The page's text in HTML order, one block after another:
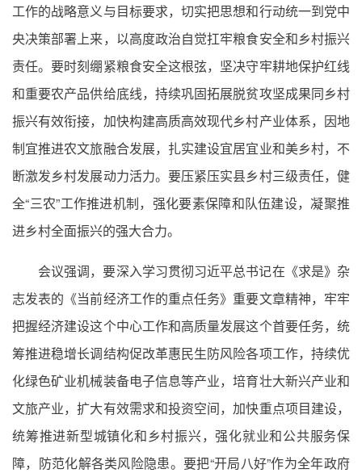
工作的战略意义与目标要求，切实把思想和行动统一到党中
央决策部署上来，以高度政治自觉扛牢粮食安全和乡村振兴
责任。要时刻绷紧粮食安全这根弦，坚决守牢耕地保护红线
和重要农产品供给底线，持续巩固拓展脱贫攻坚成果同乡村
振兴有效衔接，加快构建高质高效现代乡村产业体系，因地
制宜推进农文旅融合发展，扎实建设宜居宜业和美乡村，不
断激发乡村发展动力活力。要压紧压实县乡村三级责任，健
全“三农”工作推进机制，强化要素保障和队伍建设，凝聚推
进乡村全面振兴的强大合力。
会议强调，要深入学习贯彻习近平总书记在《求是》杂
志发表的《当前经济工作的重点任务》重要文章精神，牢牢
把握经济建设这个中心工作和高质量发展这个首要任务，统
筹推进稳增长调结构促改革惠民生防风险各项工作，持续优
化绿色矿业机械装备电子信息等产业，培育壮大新兴产业和
文旅产业，扩大有效需求和投资空间，加快重点项目建设，
统筹推进新型城镇化和乡村振兴，强化就业和公共服务保
障，防范化解各类风险隐患。要把“开局八好”作为全年政府